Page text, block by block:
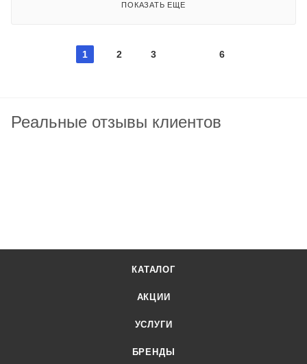
ПОКАЗАТЬ ЕЩЕ
1 2 3 6
Реальные отзывы клиентов
КАТАЛОГ
АКЦИИ
УСЛУГИ
БРЕНДЫ